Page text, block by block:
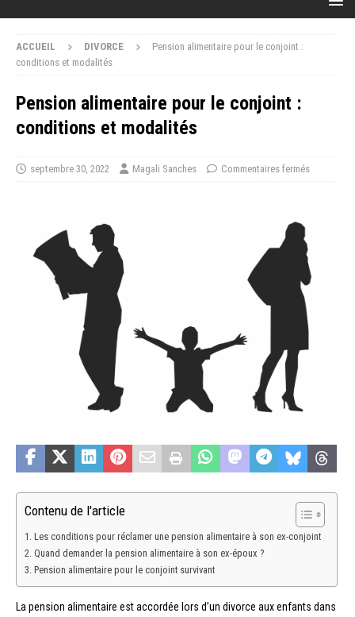
ACCUEIL DIVORCE
Pension alimentaire pour le conjoint :
conditions et modalités
Pension alimentaire pour le conjoint :
conditions et modalités
septembre 30, 2022 Magali Sanches Commentaires fermés
Contenu de l'article
Les conditions pour réclamer une pension alimentaire à son ex-conjoint
Quand demander la pension alimentaire à son ex-époux ?
Pension alimentaire pour le conjoint survivant
La pension alimentaire est accordée lors d’un divorce aux enfants dans